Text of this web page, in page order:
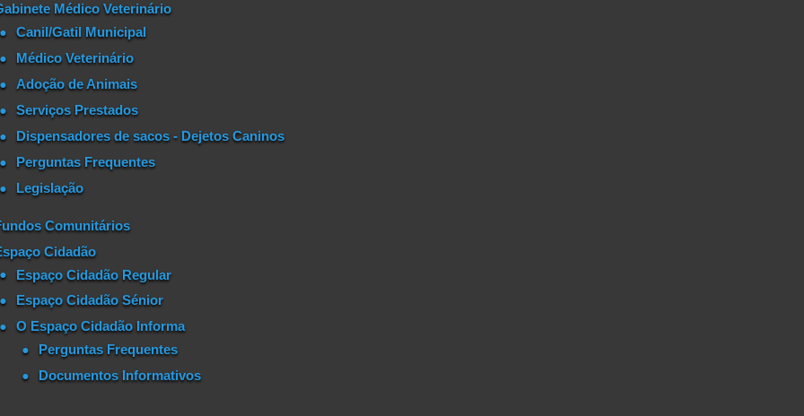
Médico Veterinário
Canil/Gatil Municipal
Médico Veterinário
Adoção de Animais
Serviços Prestados
Dispensadores de sacos - Dejetos Caninos
Perguntas Frequentes
Legislação
Comunitários
Cidadão
Espaço Cidadão Regular
Espaço Cidadão Sénior
O Espaço Cidadão Informa
Perguntas Frequentes
Documentos Informativos